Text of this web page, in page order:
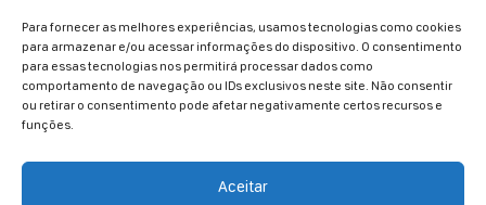
Para fornecer as melhores experiências, usamos tecnologias como cookies
para armazenar e/ou acessar informações do dispositivo. O consentimento
para essas tecnologias nos permitirá processar dados como
comportamento de navegação ou IDs exclusivos neste site. Não consentir
ou retirar o consentimento pode afetar negativamente certos recursos e
funções.
Aceitar
Parceiros Oficiais